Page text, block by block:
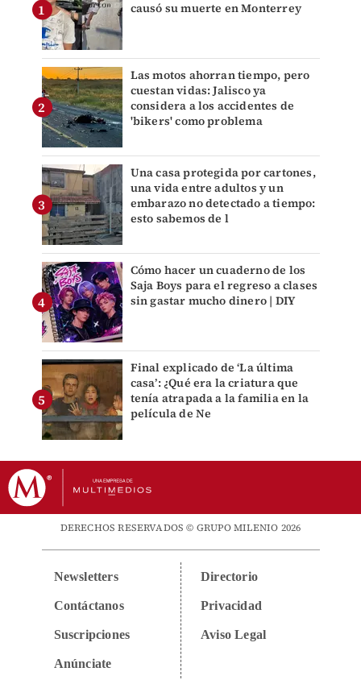
causó su muerte en Monterrey
Las motos ahorran tiempo, pero
cuestan vidas: Jalisco ya
considera a los accidentes de
'bikers' como problema
Una casa protegida por cartones,
una vida entre adultos y un
embarazo no detectado a tiempo:
esto sabemos de l
Cómo hacer un cuaderno de los
Saja Boys para el regreso a clases
sin gastar mucho dinero | DIY
Final explicado de ‘La última
casa’: ¿Qué era la criatura que
tenía atrapada a la familia en la
película de Ne
DERECHOS RESERVADOS © GRUPO MILENIO 2026
Newsletters
Contáctanos
Suscripciones
Anúnciate
Directorio
Privacidad
Aviso Legal